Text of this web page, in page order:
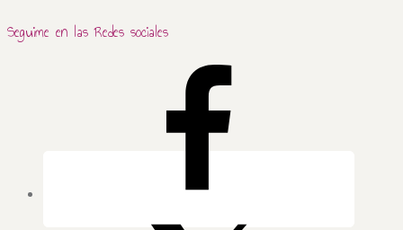
Seguime en las Redes sociales